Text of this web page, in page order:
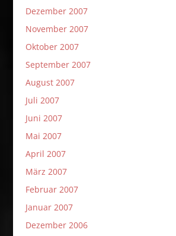
Dezember 2007
November 2007
Oktober 2007
September 2007
August 2007
Juli 2007
Juni 2007
Mai 2007
April 2007
März 2007
Februar 2007
Januar 2007
Dezember 2006